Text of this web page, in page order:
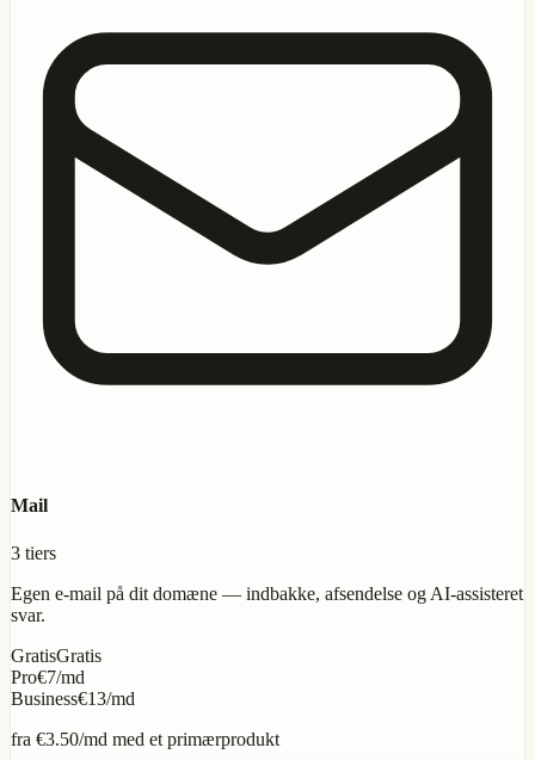
Mail
3 tiers
Egen e-mail på dit domæne — indbakke, afsendelse og AI-assisteret
svar.
GratisGratis
Pro€7/md
Business€13/md
fra €3.50/md med et primærprodukt